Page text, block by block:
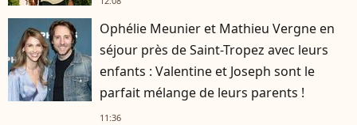
Ophélie Meunier et Mathieu Vergne en
séjour près de Saint-Tropez avec leurs
enfants : Valentine et Joseph sont le
parfait mélange de leurs parents !
11:36